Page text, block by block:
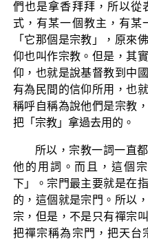
們也是拿香拜拜，所以從
式，有某一個教主，有某
「它那個是宗教」，原來
仰也叫作宗教。但是，其
仰，也就是說基督教到中
有為民間的信仰所用，也
稱呼自稱為說他們是宗教
把「宗教」拿過去用的。
所以，宗教一詞一直
他的用詞。而且，這個
下」。宗門最主要就是在
的，這個就是宗門。所以
宗，但是，不是只有禪宗
把禪宗稱為宗門，把天台